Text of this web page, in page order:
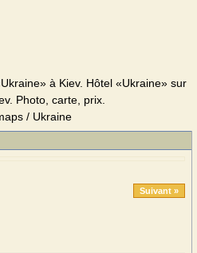
à Kiev. Hôtel «Ukraine» sur
Photo, carte, prix.
/ Ukraine
Suivant »